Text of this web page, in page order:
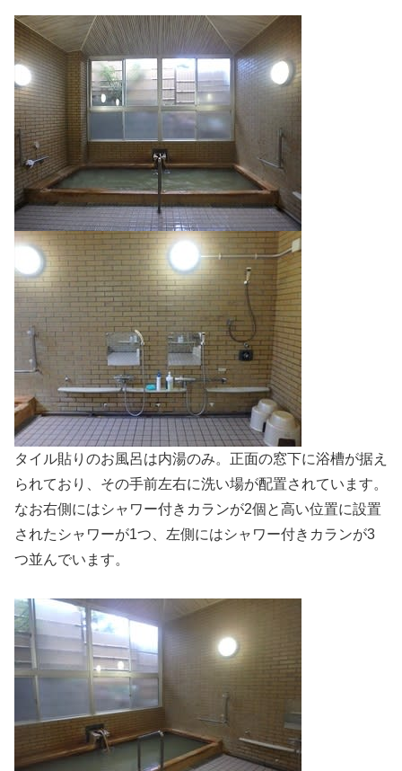
タイル貼りのお風呂は内湯のみ。正面の窓下に浴槽が据え
られており、その手前左右に洗い場が配置されています。
なお右側にはシャワー付きカランが2個と高い位置に設置
されたシャワーが1つ、左側にはシャワー付きカランが3
つ並んでいます。